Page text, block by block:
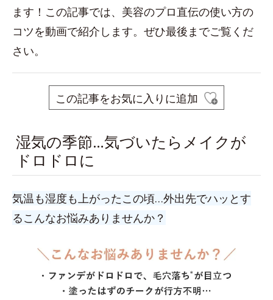
ます！この記事では、美容のプロ直伝の使い方の
コツを動画で紹介します。ぜひ最後までご覧くだ
さい。
この記事をお気に入りに追加
湿気の季節…気づいたらメイクが
ドロドロに
気温も湿度も上がったこの頃…外出先でハッとす
るこんなお悩みありませんか？